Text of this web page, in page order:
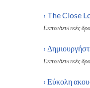
› The Close
Εκπαιδευτικές
›
Εκπαιδευτικές
› Εύκολη